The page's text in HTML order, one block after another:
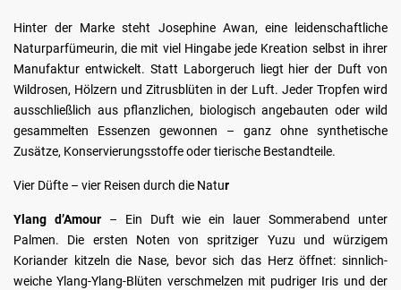
Hinter der Marke steht Josephine Awan, eine leidenschaftliche
Naturparfümeurin, die mit viel Hingabe jede Kreation selbst in ihrer
Manufaktur entwickelt. Statt Laborgeruch liegt hier der Duft von
Wildrosen, Hölzern und Zitrusblüten in der Luft. Jeder Tropfen wird
ausschließlich aus pflanzlichen, biologisch angebauten oder wild
gesammelten Essenzen gewonnen – ganz ohne synthetische
Zusätze, Konservierungsstoffe oder tierische Bestandteile.
Vier Düfte – vier Reisen durch die Natur
Ylang d’Amour– Ein Duft wie ein lauer Sommerabend unter
Palmen. Die ersten Noten von spritziger Yuzu und würzigem
Koriander kitzeln die Nase, bevor sich das Herz öffnet: sinnlich-
weiche Ylang-Ylang-Blüten verschmelzen mit pudriger Iris und der